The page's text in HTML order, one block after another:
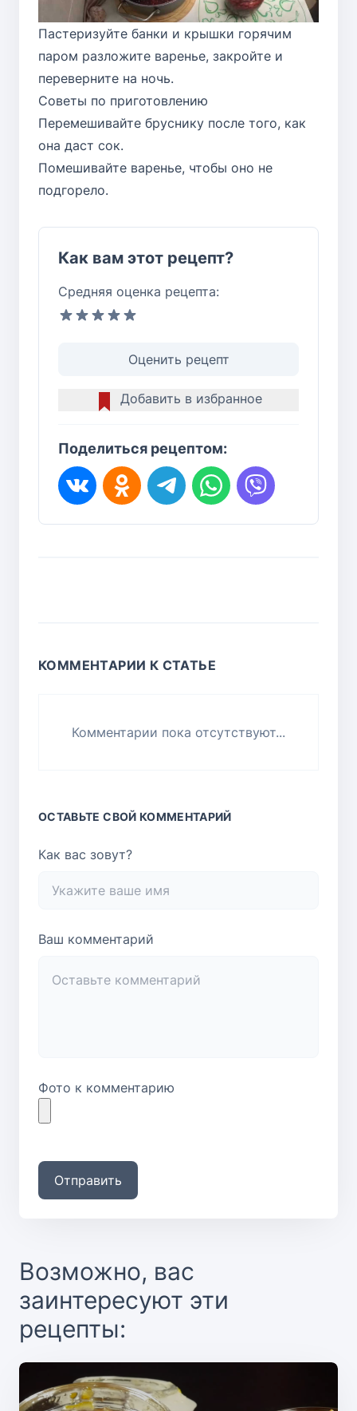
Пастеризуйте банки и крышки горячим
паром разложите варенье, закройте и
переверните на ночь.
Советы по приготовлению
Перемешивайте бруснику после того, как
она даст сок.
Помешивайте варенье, чтобы оно не
подгорело.
Как вам этот рецепт?
Средняя оценка рецепта:
Оценить рецепт
Добавить в избранное
Поделиться рецептом:
КОММЕНТАРИИ К СТАТЬЕ
Комментарии пока отсутствуют...
ОСТАВЬТЕ СВОЙ КОММЕНТАРИЙ
Как вас зовут?
Ваш комментарий
Фото к комментарию
Отправить
Возможно, вас
заинтересуют эти
рецепты: